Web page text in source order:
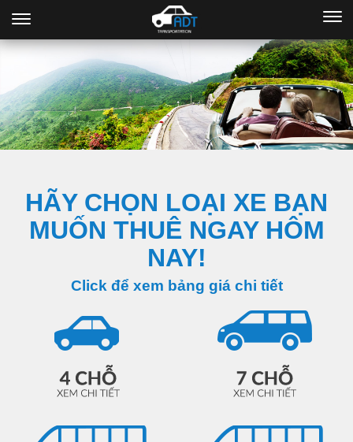
HÃY CHỌN LOẠI XE BẠN
MUỐN THUÊ NGAY HÔM
NAY!
Click để xem bảng giá chi tiết